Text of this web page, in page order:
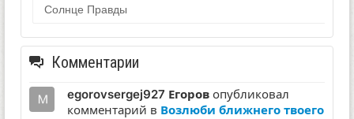
Солнце Правды
Комментарии
egorovsergej927 Егоров опубликовал
комментарий в Возлюби ближнего твоего